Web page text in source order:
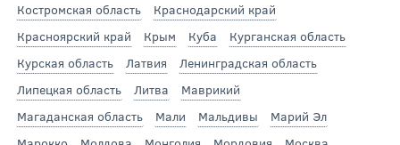
Костромская область
Краснодарский край
Красноярский край
Крым Куба
Курганская область
Курская область
Латвия
Ленинградская область
Липецкая область
Литва
Маврикий
Магаданская область
Мали Мальдивы
Марий Эл